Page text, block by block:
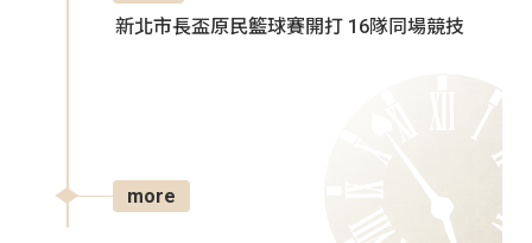
新北市長盃原民籃球賽開打 16隊同場競技
more